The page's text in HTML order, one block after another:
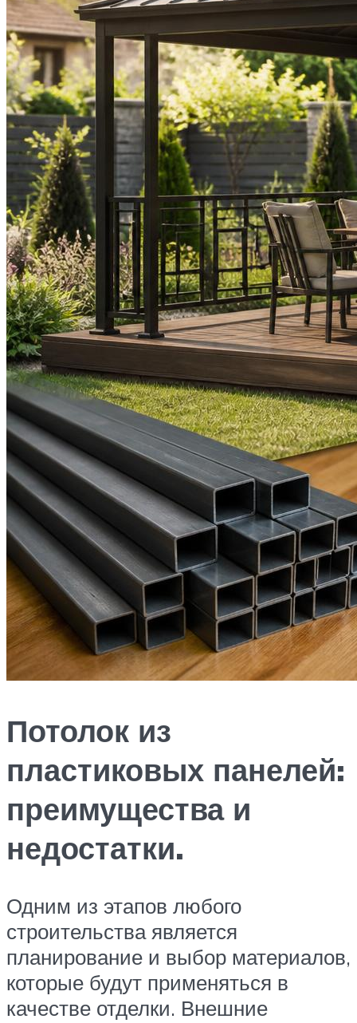
Потолок из
пластиковых панелей:
преимущества и
недостатки.
Одним из этапов любого
строительства является
планирование и выбор материалов,
которые будут применяться в
качестве отделки. Внешние